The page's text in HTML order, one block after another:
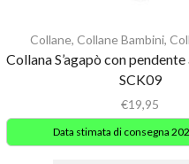
Collane, Collane Bambini,
Collana S’agapò con
SCK09
€19,95
Data stimata di consegna